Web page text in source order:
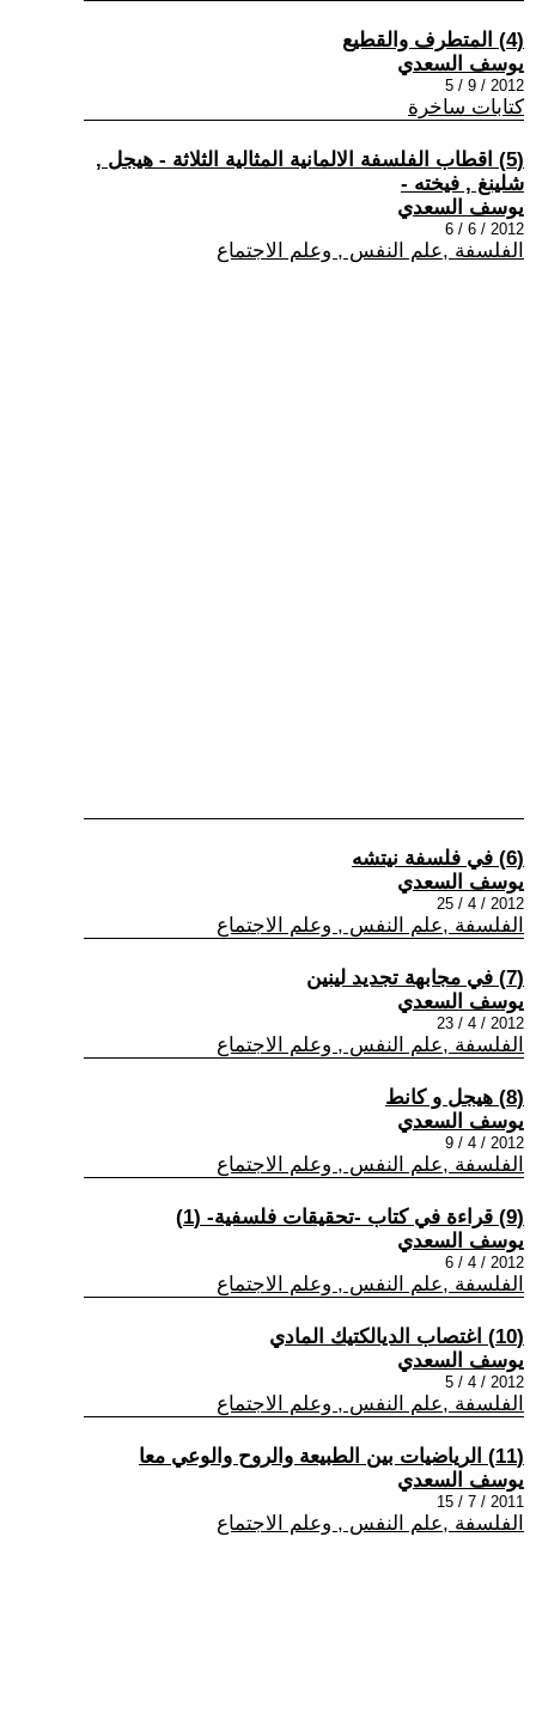
(4) المتطرف والقطيع
يوسف السعدي
2012 / 9 / 5
كتابات ساخرة
(5) اقطاب الفلسفة الالمانية المثالية الثلاثة - هيجل ,
شلينغ , فيخته -
يوسف السعدي
2012 / 6 / 6
الفلسفة ,علم النفس , وعلم الاجتماع
(6) في فلسفة نيتشه
يوسف السعدي
2012 / 4 / 25
الفلسفة ,علم النفس , وعلم الاجتماع
(7) في مجابهة تجديد لينين
يوسف السعدي
2012 / 4 / 23
الفلسفة ,علم النفس , وعلم الاجتماع
(8) هيجل و كانط
يوسف السعدي
2012 / 4 / 9
الفلسفة ,علم النفس , وعلم الاجتماع
(9) قراءة في كتاب -تحقيقات فلسفية- (1)
يوسف السعدي
2012 / 4 / 6
الفلسفة ,علم النفس , وعلم الاجتماع
(10) اغتصاب الديالكتيك المادي
يوسف السعدي
2012 / 4 / 5
الفلسفة ,علم النفس , وعلم الاجتماع
(11) الرياضيات بين الطبيعة والروح والوعي معا
يوسف السعدي
2011 / 7 / 15
الفلسفة ,علم النفس , وعلم الاجتماع